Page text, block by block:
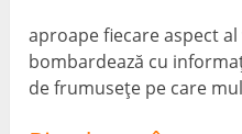
aproape fiecare aspect
bombardează cu
de frumusețe pe care